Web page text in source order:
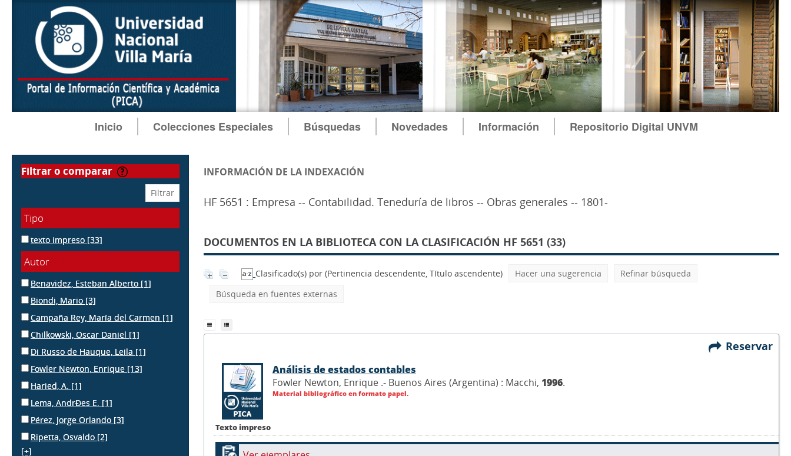
Inicio Colecciones Especiales Búsquedas Novedades Información Repositorio Digital UNVM
filtrar o comparar
Tipo
texto impreso [33]
Autor
Benavidez, Esteban Alberto [1]
Biondi, Mario [3]
Campaña Rey, María del Carmen [1]
Chilkowski, Oscar Daniel [1]
Di Russo de Hauque, Leila [1]
Fowler Newton, Enrique [13]
Haried, A. [1]
Lema, AndrÐes E. [1]
Pérez, Jorge Orlando [3]
Ripetta, Osvaldo [2]
[+]
INFORMACIÓN DE LA INDEXACIÓN
HF 5651 : Empresa -- Contabilidad. Teneduría de libros -- Obras generales -- 1801-
DOCUMENTOS EN LA BIBLIOTECA CON LA CLASIFICACIÓN HF 5651 (33)
Clasificado(s) por (Pertinencia descendente, Título ascendente) Hacer una sugerencia
Refinar búsqueda
Búsqueda en fuentes externas
Reservar
Texto impreso
Análisis de estados contables
Fowler Newton, Enrique .- Buenos Aires (Argentina) : Macchi, 1996.
Material bibliográfico en formato papel.